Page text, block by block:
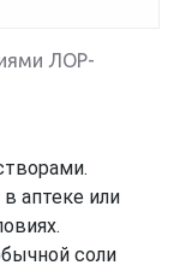
ЛОР-
аптеке или
соли